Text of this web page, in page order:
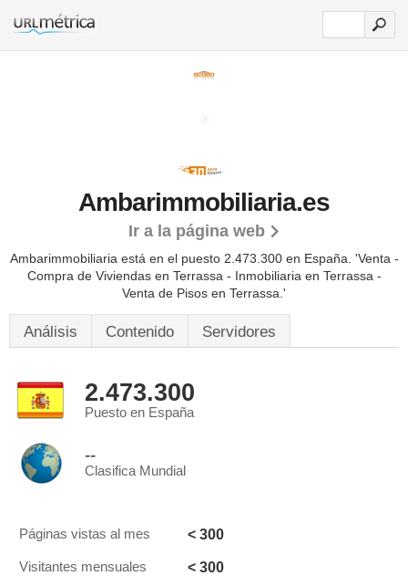
Ambarimmobiliaria.es
Ir a la página web
Ambarimmobiliaria está en el puesto 2.473.300 en España. 'Venta -
Compra de Viviendas en Terrassa - Inmobiliaria en Terrassa -
Venta de Pisos en Terrassa.'
Análisis Contenido Servidores
2.473.300
Puesto en España
--
Clasifica Mundial
Páginas vistas al mes < 300
Visitantes mensuales < 300